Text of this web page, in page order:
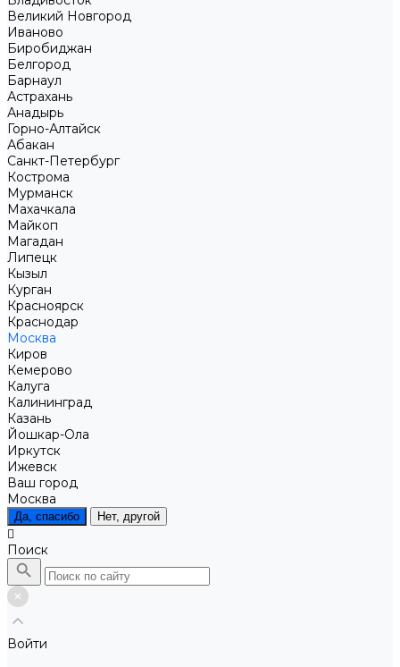
Великий Новгород
Иваново
Биробиджан
Белгород
Барнаул
Астрахань
Анадырь
Горно-Алтайск
Абакан
Санкт-Петербург
Кострома
Мурманск
Махачкала
Майкоп
Магадан
Липецк
Кызыл
Курган
Красноярск
Краснодар
Москва
Киров
Кемерово
Калуга
Калининград
Казань
Йошкар-Ола
Иркутск
Ижевск
Ваш город
Москва
Да, спасибо Нет, другой
Поиск
Войти